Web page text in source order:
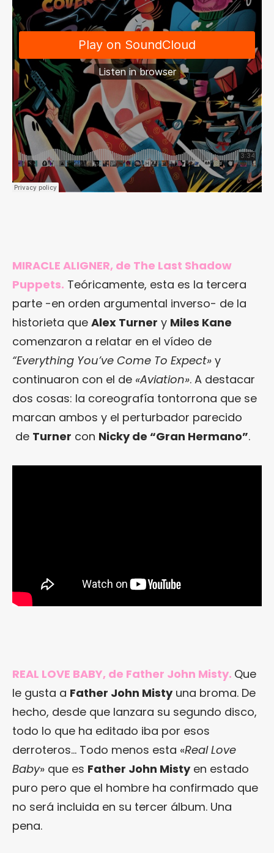
MIRACLE ALIGNER, de The Last Shadow
Puppets. Teóricamente, esta es la tercera
parte -en orden argumental inverso- de la
historieta que Alex Turner y Miles Kane
comenzaron a relatar en el vídeo de
“Everything You’ve Come To Expect» y
continuaron con el de «Aviation». A destacar
dos cosas: la coreografía tontorrona que se
marcan ambos y el perturbador parecido
de Turner con Nicky de “Gran Hermano”.
REAL LOVE BABY, de Father John Misty. Que
le gusta a Father John Mistyuna broma. De
hecho, desde que lanzara su segundo disco,
todo lo que ha editado iba por esos
derroteros… Todo menos esta «Real Love
Baby» que es Father John Mistyen estado
puro pero que el hombre ha confirmado que
no será incluida en su tercer álbum. Una
pena.